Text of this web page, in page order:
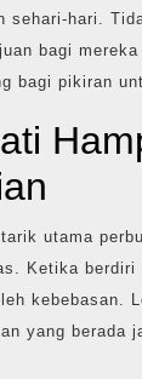
sehari-hari.
bagi
bagi pikiran
utama
Ketika
kebebasan.
yang berada